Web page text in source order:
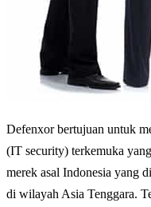
Defenxor bertujuan untuk
(IT security) terkemuka
merek asal Indonesia yang
di wilayah Asia Tenggara.